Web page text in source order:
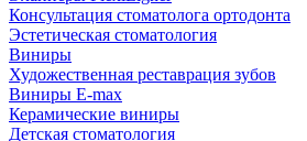
Консультация стоматолога ортодонта
Эстетическая стоматология
Виниры
Художественная реставрация зубов
Виниры E-max
Керамические виниры
Детская стоматология